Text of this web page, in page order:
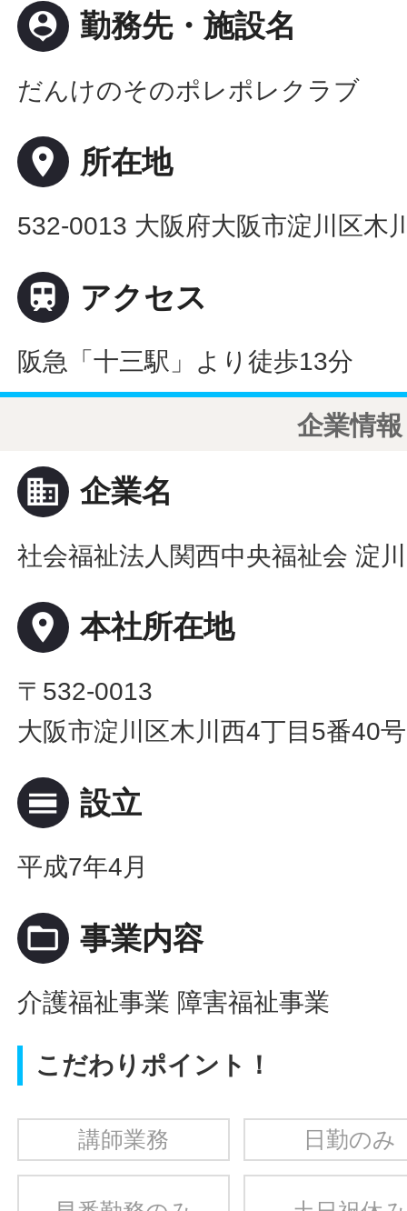
person_pin 勤務先・施設名
だんけのそのポレポレクラブ
place 所在地
532-0013 大阪府大阪市淀川区木
 アクセス
阪急「十三駅」より徒歩13分
企業情報
business 企業名
社会福祉法人関西中央福祉会 淀
place 本社所在地
〒532-0013
大阪市淀川区木川西4丁目5番40号
calendar_view_day 設立
平成7年4月
folder_open 事業内容
介護福祉事業 障害福祉事業
こだわりポイント！
講師業務 日勤のみ